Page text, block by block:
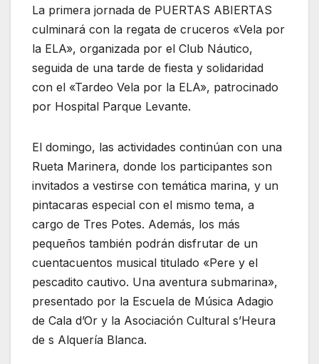
La primera jornada de PUERTAS ABIERTAS
culminará con la regata de cruceros «Vela por
la ELA», organizada por el Club Náutico,
seguida de una tarde de fiesta y solidaridad
con el «Tardeo Vela por la ELA», patrocinado
por Hospital Parque Levante.
El domingo, las actividades continúan con una
Rueta Marinera, donde los participantes son
invitados a vestirse con temática marina, y un
pintacaras especial con el mismo tema, a
cargo de Tres Potes. Además, los más
pequeños también podrán disfrutar de un
cuentacuentos musical titulado «Pere y el
pescadito cautivo. Una aventura submarina»,
presentado por la Escuela de Música Adagio
de Cala d’Or y la Asociación Cultural s’Heura
de s Alquería Blanca.